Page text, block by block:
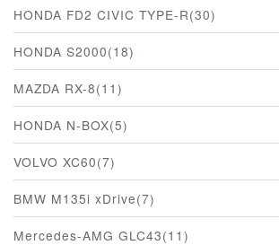
HONDA FD2 CIVIC TYPE-R(30)
HONDA S2000(18)
MAZDA RX-8(11)
HONDA N-BOX(5)
VOLVO XC60(7)
BMW M135i xDrive(7)
Mercedes-AMG GLC43(11)